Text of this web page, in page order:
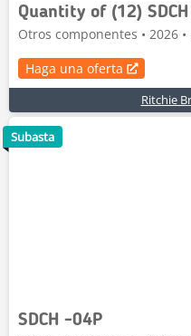
Otros componentes • 2026
Haga una oferta
Ritchie
SDCH -04P
Subasta